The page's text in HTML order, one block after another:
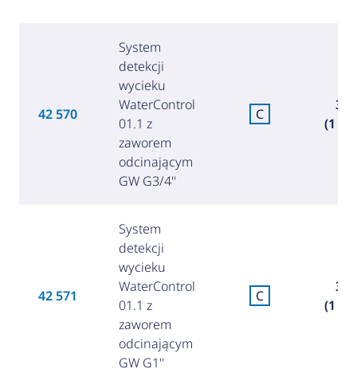
42 570
System
detekcji
wycieku
WaterControl
01.1 z
zaworem
odcinającym
GW G3/4''
C
(1
42 571
System
detekcji
wycieku
WaterControl
01.1 z
zaworem
odcinającym
GW G1''
C
(1